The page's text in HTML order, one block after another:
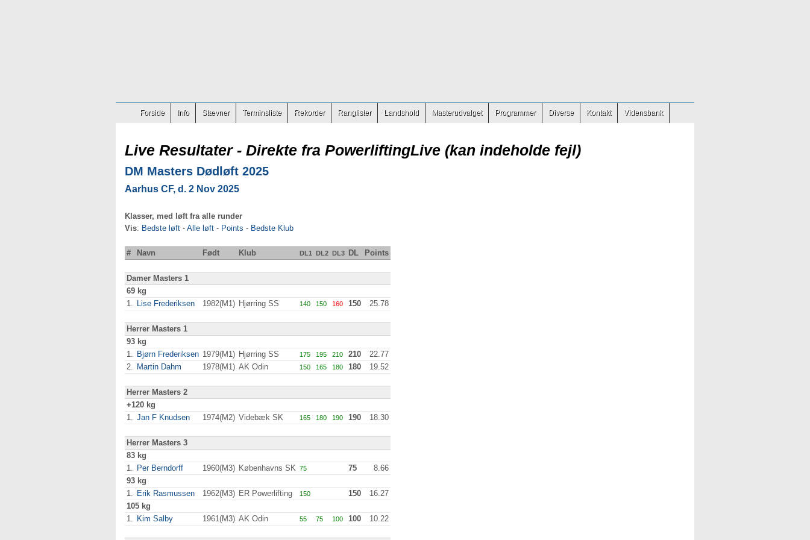
Forside Info Stævner Terminsliste Rekorder Ranglister Landshold Masterudvalget Programmer Diverse Kontakt Vidensbank
Live Resultater - Direkte fra PowerliftingLive (kan indeholde fejl)
DM Masters Dødløft 2025
Aarhus CF, d. 2 Nov 2025
Klasser, med løft fra alle runder
Vis: Bedste løft - Alle løft - Points - Bedste Klub
# Navn Født Klub DL1 DL2 DL3 DL Points
Damer Masters 1
69 kg
1. Lise Frederiksen 1982(M1) Hjørring SS 140 150 160 150 25.78
Herrer Masters 1
93 kg
1. Bjørn Frederiksen 1979(M1) Hjørring SS 175 195 210 210
22.77
2. Martin Dahm 1978(M1) AK Odin 150 165 180 180 19.52
Herrer Masters 2
+120 kg
1. Jan F Knudsen 1974(M2) Videbæk SK 165 180 190 190 18.30
Herrer Masters 3
83 kg
1. Per Berndorff 1960(M3) Københavns SK 75 75
8.66
93 kg
1. Erik Rasmussen 1962(M3) ER Powerlifting 150 150
16.27
105 kg
1. Kim Salby 1961(M3) AK Odin 55 75 100 100 10.22